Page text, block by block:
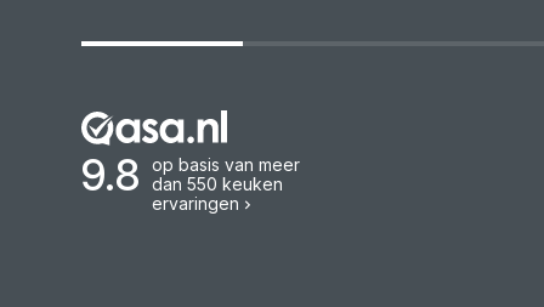
9.8
op basis van meer
dan 550 keuken
ervaringen